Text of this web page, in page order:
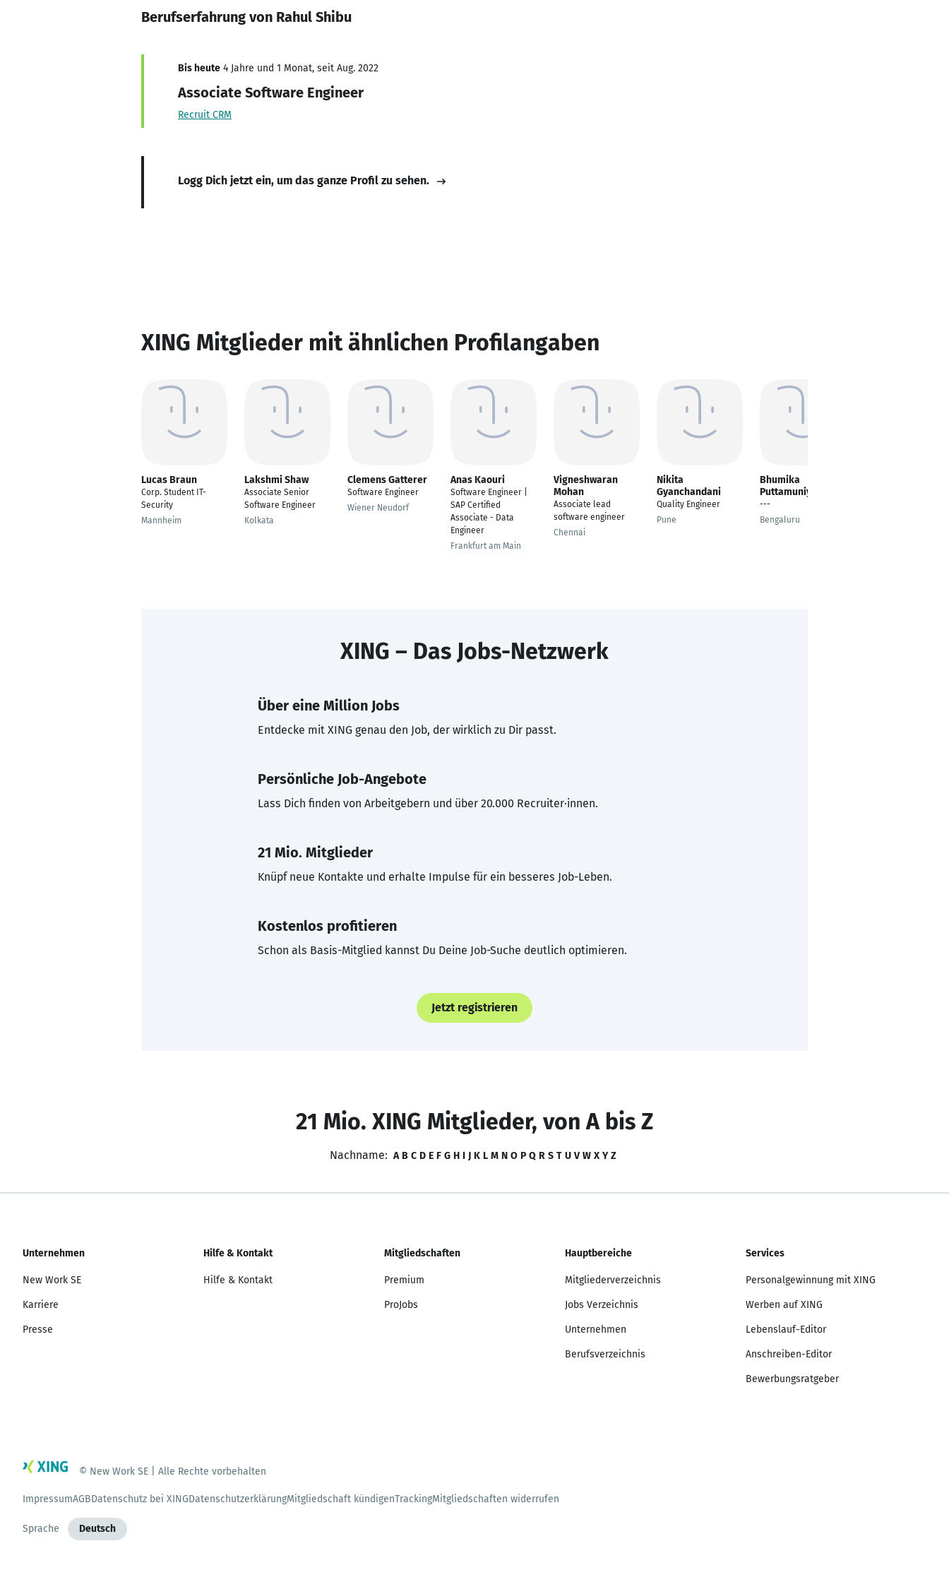
Berufserfahrung von Rahul Shibu
Bis heute 4 Jahre und 1 Monat, seit Aug. 2022
Associate Software Engineer
Recruit CRM
Logg Dich jetzt ein, um das ganze Profil zu sehen.
XING Mitglieder mit ähnlichen Profilangaben
Lucas Braun
Corp. Student IT-
Security
Mannheim
Lakshmi Shaw
Associate Senior
Software Engineer
Kolkata
Clemens Gatterer
Software Engineer
Wiener Neudorf
Anas Kaouri
Software Engineer |
SAP Certified
Associate - Data
Engineer
Frankfurt am Main
Vigneshwaran
Mohan
Associate lead
software engineer
Chennai
Nikita
Gyanchandani
Quality Engineer
Pune
Bhumika
Puttamuniyappa
---
Bengaluru
XING – Das Jobs-Netzwerk
Über eine Million Jobs
Entdecke mit XING genau den Job, der wirklich zu Dir passt.
Persönliche Job-Angebote
Lass Dich finden von Arbeitgebern und über 20.000 Recruiter·innen.
21 Mio. Mitglieder
Knüpf neue Kontakte und erhalte Impulse für ein besseres Job-Leben.
Kostenlos profitieren
Schon als Basis-Mitglied kannst Du Deine Job-Suche deutlich optimieren.
Jetzt registrieren
21 Mio. XING Mitglieder, von A bis Z
Nachname: A B C D E F G H I J K L M N O P Q R S T U V W X Y Z
Unternehmen
New Work SE
Karriere
Presse
Hilfe & Kontakt
Hilfe & Kontakt
Mitgliedschaften
Premium
ProJobs
Hauptbereiche
Mitgliederverzeichnis
Jobs Verzeichnis
Unternehmen
Berufsverzeichnis
Services
Personalgewinnung mit XING
Werben auf XING
Lebenslauf-Editor
Anschreiben-Editor
Bewerbungsratgeber
© New Work SE | Alle Rechte vorbehalten
ImpressumAGBDatenschutz bei XINGDatenschutzerklärungMitgliedschaft kündigenTrackingMitgliedschaften widerrufen
Sprache Deutsch